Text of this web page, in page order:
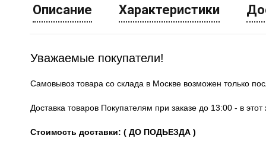
Описание Характеристики
Уважаемые покупатели!
Самовывоз товара со склада в Москве возможен только
Доставка товаров Покупателям при заказе до 13:00 - в
Стоимость доставки: ( ДО ПОДЬЕЗДА )